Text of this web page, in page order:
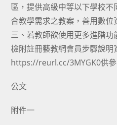
區，提供高級中等以下學校
合教學需求之教案，善用數位
三、若教師欲使用更多進階
檢附註冊藝教網會員步驟說明
https://reurl.cc/3MYGK0供參
公文
附件一